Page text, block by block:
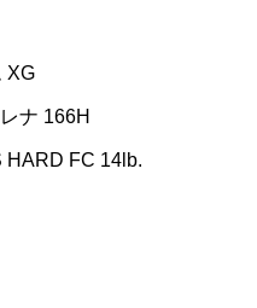
XG
ナ 166H
HARD FC 14lb.